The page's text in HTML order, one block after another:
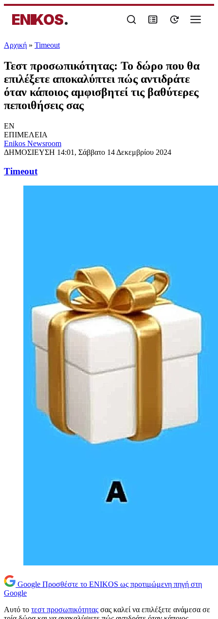
ENIKOS.
Αρχική » Timeout
Τεστ προσωπικότητας: Το δώρο που θα
επιλέξετε αποκαλύπτει πώς αντιδράτε
όταν κάποιος αμφισβητεί τις βαθύτερες
πεποιθήσεις σας
EN
ΕΠΙΜΕΛΕΙΑ
Enikos Newsroom
ΔΗΜΟΣΙΕΥΣΗ 14:01, Σάββατο 14 Δεκεμβρίου 2024
Timeout
Google Προσθέστε το ENIKOS ως προτιμώμενη πηγή στη
Google
Αυτό το τεστ προσωπικότητας σας καλεί να επιλέξετε ανάμεσα σε